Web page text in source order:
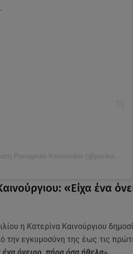
Η δημοσίευση κοινοποιήθηκε από το χρήστη Panagiotis Koutsoubis (@pankouts)
«Είχα ένα
η Κατερίνα Καινούργιου
την εγκυμοσύνη της έως τις